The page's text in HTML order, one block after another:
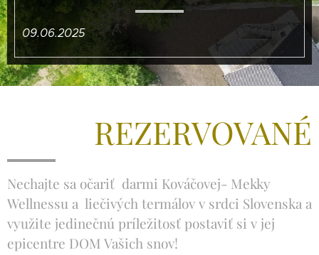
09.06.2025
REZERVOVANÉ
Nechajte sa očariť darmi Kováčovej- Mekky
Wellnessu a liečivých termálov v srdci Slovenska a
využite jedinečnú príležitosť postaviť si v jej
epicentre DOM Vašich snov!